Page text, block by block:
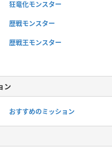
狂竜化モンスター
歴戦モンスター
歴戦王モンスター
ン
おすすめのミッション